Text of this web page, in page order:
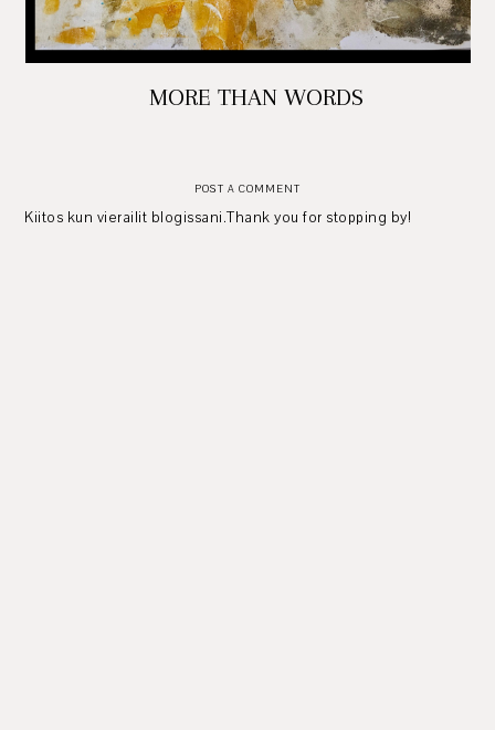
MORE THAN WORDS
POST A COMMENT
Kiitos kun vierailit blogissani.Thank you for stopping by!